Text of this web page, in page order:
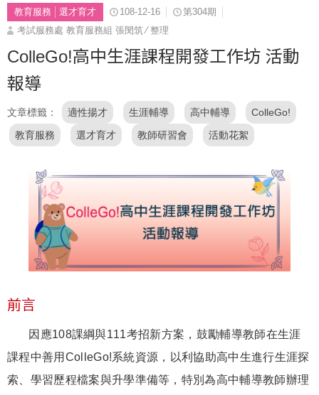
教育服務 選才育才 108-12-16
第304期
考試服務處 教育服務組 張閔筑 ∕ 整理
ColleGo!高中生涯課程開發工作坊 活動
報導
文章標籤 適性揚才 生涯輔導 高中輔導
ColleGo!
教育服務
選才育才 教師研習會 活動花絮
前言
因應108課綱與111考招新方案，鼓勵輔導教師在生涯
課程中善用ColleGo!系統資源，以利協助高中生進行生涯探
索、學習歷程檔案與升學準備等，特別為高中輔導教師辦理